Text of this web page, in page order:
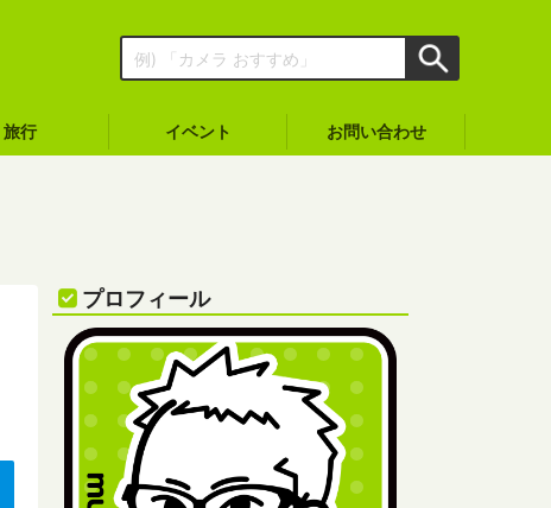
旅行 イベント お問い合わせ
プロフィール